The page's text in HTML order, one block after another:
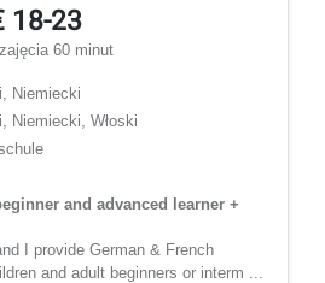
18-23
60 minut
Niemiecki
Niemiecki, Włoski
and advanced learner +
I provide German & French
and adult beginners or interm ...